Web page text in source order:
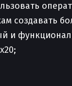
создавать
и